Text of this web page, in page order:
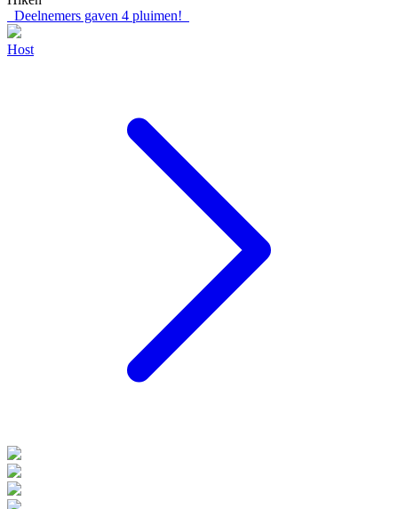
Deelnemers gaven 4 pluimen!
Host